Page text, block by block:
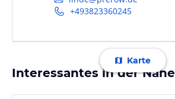
+493823360245
Karte
Interessantes in der Nähe